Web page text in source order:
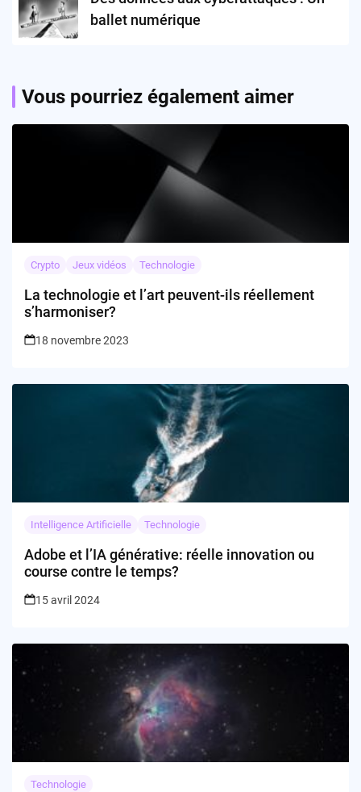
ballet numérique
Vous pourriez également aimer
Crypto Jeux vidéos Technologie
La technologie et l’art peuvent-ils réellement
s’harmoniser?
18 novembre 2023
Intelligence Artificielle Technologie
Adobe et l’IA générative: réelle innovation ou
course contre le temps?
15 avril 2024
Technologie